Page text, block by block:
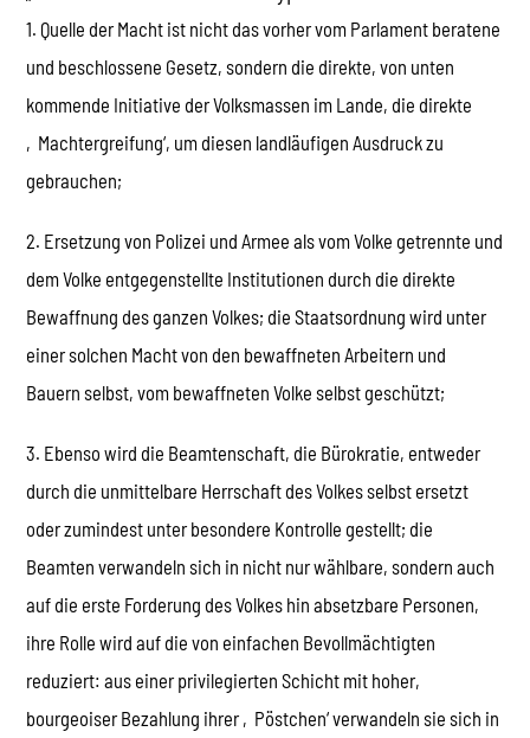
1. Quelle der Macht ist nicht das vorher vom Parlament beratene
und beschlossene Gesetz, sondern die direkte, von unten
kommende Initiative der Volksmassen im Lande, die direkte
‚Machtergreifung‘, um diesen landläufigen Ausdruck zu
gebrauchen;
2. Ersetzung von Polizei und Armee als vom Volke getrennte und
dem Volke entgegenstellte Institutionen durch die direkte
Bewaffnung des ganzen Volkes; die Staatsordnung wird unter
einer solchen Macht von den bewaffneten Arbeitern und
Bauern selbst, vom bewaffneten Volke selbst geschützt;
3. Ebenso wird die Beamtenschaft, die Bürokratie, entweder
durch die unmittelbare Herrschaft des Volkes selbst ersetzt
oder zumindest unter besondere Kontrolle gestellt; die
Beamten verwandeln sich in nicht nur wählbare, sondern auch
auf die erste Forderung des Volkes hin absetzbare Personen,
ihre Rolle wird auf die von einfachen Bevollmächtigten
reduziert: aus einer privilegierten Schicht mit hoher,
bourgeoiser Bezahlung ihrer ‚Pöstchen‘ verwandeln sie sich in